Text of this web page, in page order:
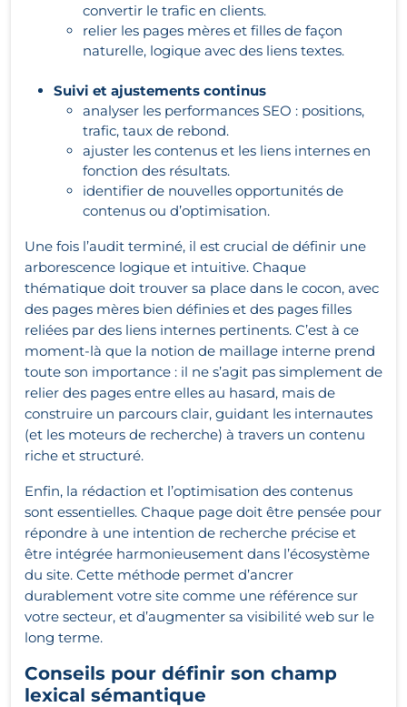
convertir le trafic en clients.
relier les pages mères et filles de façon
naturelle, logique avec des liens textes.
Suivi et ajustements continus
analyser les performances SEO : positions,
trafic, taux de rebond.
ajuster les contenus et les liens internes en
fonction des résultats.
identifier de nouvelles opportunités de
contenus ou d’optimisation.
Une fois l’audit terminé, il est crucial de définir une
arborescence logique et intuitive. Chaque
thématique doit trouver sa place dans le cocon, avec
des pages mères bien définies et des pages filles
reliées par des liens internes pertinents. C’est à ce
moment-là que la notion de maillage interne prend
toute son importance : il ne s’agit pas simplement de
relier des pages entre elles au hasard, mais de
construire un parcours clair, guidant les internautes
(et les moteurs de recherche) à travers un contenu
riche et structuré.
Enfin, la rédaction et l’optimisation des contenus
sont essentielles. Chaque page doit être pensée pour
répondre à une intention de recherche précise et
être intégrée harmonieusement dans l’écosystème
du site. Cette méthode permet d’ancrer
durablement votre site comme une référence sur
votre secteur, et d’augmenter sa visibilité web sur le
long terme.
Conseils pour définir son champ
lexical sémantique